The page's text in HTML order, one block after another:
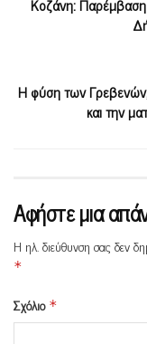
Η φύση των
και την
Αφήστε μια
Η ηλ. διεύθυνση σας δεν
*
Σχόλιο *